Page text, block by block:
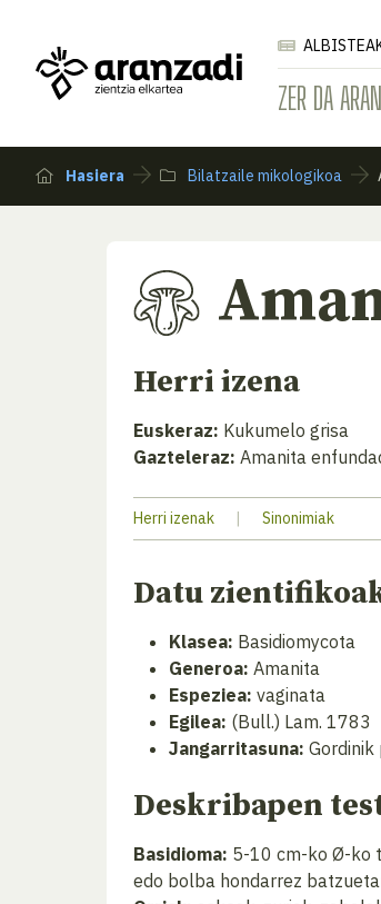
ZER DA
Hasiera Bilatzaile mikologikoa
Herri izena
Euskeraz: Kukumelo grisa
Gazteleraz: Amanita
Herri izenak | Sinonimiak
Datu
Klasea: Basidiomycota
Generoa: Amanita
Espeziea: vaginata
Egilea: (Bull.) Lam. 1783
Jangarritasuna: Gordinik
Deskribapen
Basidioma: 5-10 cm-ko Ø-ko
edo bolba hondarrez